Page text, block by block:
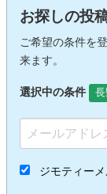
お探しの投
ご希望の条件を
来ます。
選択中の条件
ジモティー